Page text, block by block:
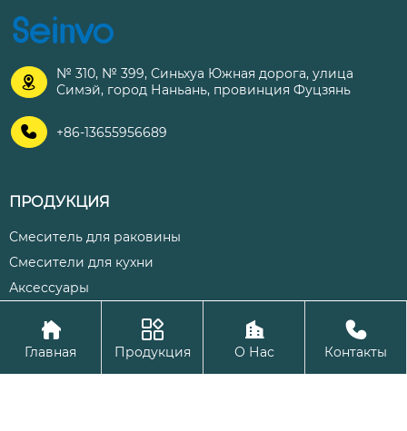

№ 310, № 399, Синьхуа Южная дорога, улица
Симэй, город Наньань, провинция Фуцзянь
 +86-13655956689
ПРОДУКЦИЯ
Смеситель для раковины
Смесители для кухни
Аксессуары
Авторское право©ООО Цюаньчжоу Шэнхуа Кухня и ванная
комната

Главная

Продукция

О Нас

Контакты